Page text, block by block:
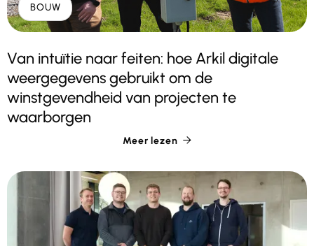
BOUW
Van intuïtie naar feiten: hoe Arkil digitale
weergegevens gebruikt om de
winstgevendheid van projecten te
waarborgen
Meer lezen 